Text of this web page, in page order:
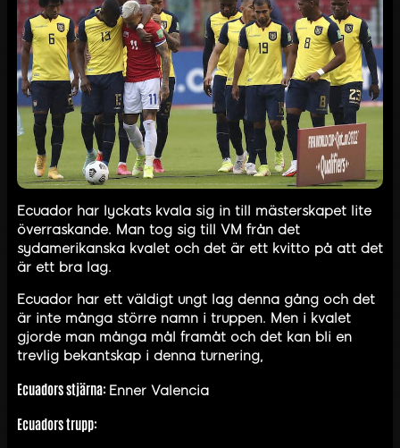
Ecuador har lyckats kvala sig in till mästerskapet lite
överraskande. Man tog sig till VM från det
sydamerikanska kvalet och det är ett kvitto på att det
är ett bra lag.
Ecuador har ett väldigt ungt lag denna gång och det
är inte många större namn i truppen. Men i kvalet
gjorde man många mål framåt och det kan bli en
trevlig bekantskap i denna turnering,
Ecuadors stjärna: Enner Valencia
Ecuadors trupp: